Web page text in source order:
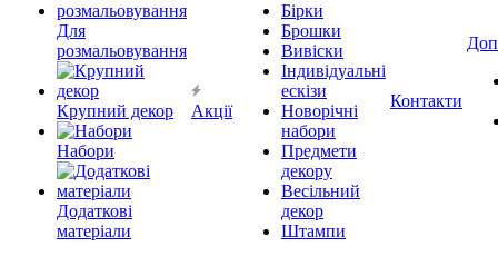
Для
розмальовування
Крупний декор
Набори
Додаткові
матеріали
Акції
Бірки
Брошки
Вивіски
Індивідуальні
ескізи
Новорічні
набори
Предмети
декору
Весільний
декор
Штампи
Контакти